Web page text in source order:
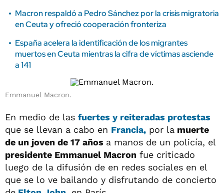
Macron respaldó a Pedro Sánchez por la crisis migratoria
en Ceuta y ofreció cooperación fronteriza
España acelera la identificación de los migrantes
muertos en Ceuta mientras la cifra de víctimas asciende
a 141
Emmanuel Macron.
En medio de las fuertes y reiteradas protestas
que se llevan a cabo en Francia, por la muerte
de un joven de 17 años a manos de un policía, el
presidente Emmanuel Macron fue criticado
luego de la difusión de en redes sociales en el
que se lo ve bailando y disfrutando de concierto